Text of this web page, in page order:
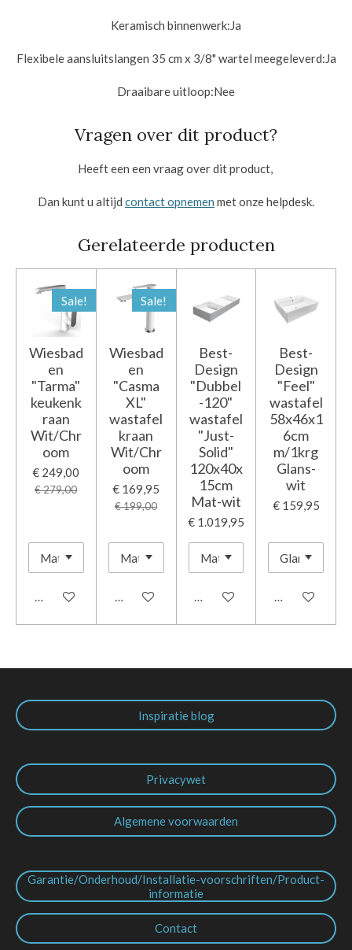
Keramisch binnenwerk:Ja
Flexibele aansluitslangen 35 cm x 3/8" wartel meegeleverd:Ja
Draaibare uitloop:Nee
Vragen over dit product?
Heeft een een vraag over dit product,
Dan kunt u altijd contact opnemen met onze helpdesk.
Gerelateerde producten
Sale!
Wiesbad
en
"Tarma"
keukenk
raan
Wit/Chr
oom
€ 249,00
€ 279,00
In winkelwagen
Sale!
Wiesbad
en
"Casma
XL"
wastafel
kraan
Wit/Chr
oom
€ 169,95
€ 199,00
In winkelwagen
Best-
Design
"Dubbel
-120"
wastafel
"Just-
Solid"
120x40x
15cm
Mat-wit
€ 1.019,95
In winkelwagen
Best-
Design
"Feel"
wastafel
58x46x1
6cm
m/1krg
Glans-
wit
€ 159,95
In
Inspiratie blog
Privacywet
Algemene voorwaarden
Garantie/Onderhoud/Installatie-voorschriften/Product-
informatie
Contact